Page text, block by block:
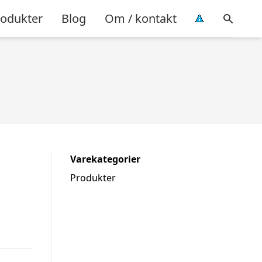
Blog Om / kontakt
Varekategorier
Produkter